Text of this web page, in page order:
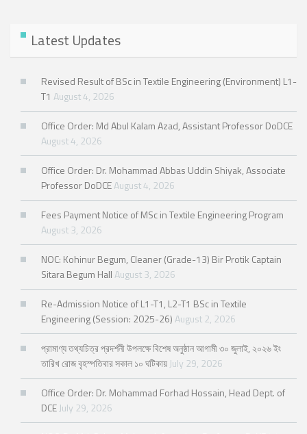
Latest Updates
Revised Result of BSc in Textile Engineering (Environment) L1-
T1 August 4, 2026
Office Order: Md Abul Kalam Azad, Assistant Professor DoDCE
August 4, 2026
Office Order: Dr. Mohammad Abbas Uddin Shiyak, Associate
Professor DoDCEAugust 4, 2026
Fees Payment Notice of MSc in Textile Engineering Program
August 3, 2026
NOC: Kohinur Begum, Cleaner (Grade-13) Bir Protik Captain
Sitara Begum HallAugust 3, 2026
Re-Admission Notice of L1-T1, L2-T1 BSc in Textile
Engineering (Session: 2025-26)August 2, 2026
প্রামাণ্য তথ্যচিত্র প্রদর্শনী উপলক্ষে বিশেষ অনুষ্ঠান আগামী ৩০ জুলাই, ২০২৬ ইং
তারিখ রোজ বৃহস্পতিবার সকাল ১০ ঘটিকায় July 29, 2026
Office Order: Dr. Mohammad Forhad Hossain, Head Dept. of
DCE July 29, 2026